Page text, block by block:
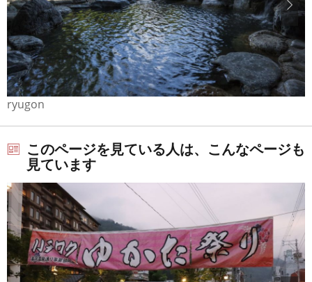
ryugon
このページを見ている人は、こんなページも
見ています